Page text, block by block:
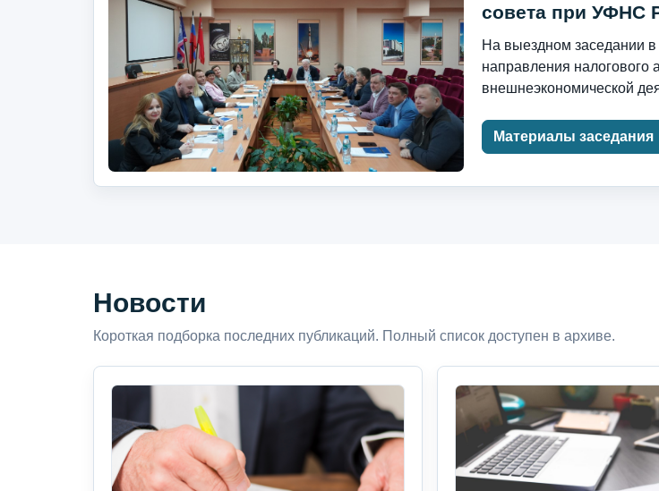
совета при УФНС
На выездном заседании
направления налогового
внешнеэкономической
Материалы заседания
Новости
Короткая подборка последних публикаций. Полный список доступен в архиве.